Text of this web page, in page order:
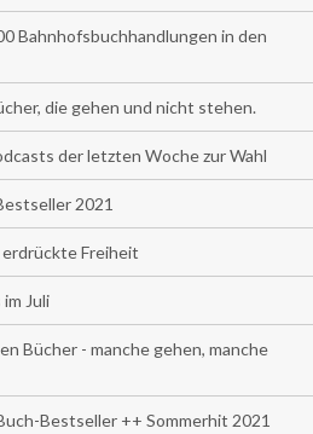
Bahnhofsbuchhandlungen in den
die gehen und nicht stehen.
der letzten Woche zur Wahl
2021
erdrückte Freiheit
Juli
Bücher - manche gehen, manche
Bestseller ++ Sommerhit 2021